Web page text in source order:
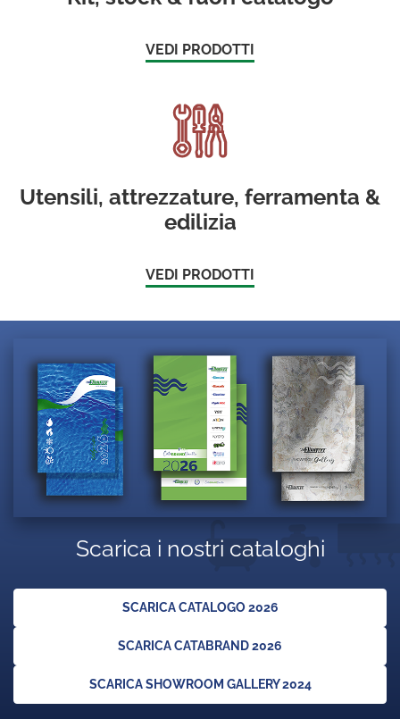
VEDI PRODOTTI
Utensili, attrezzature, ferramenta &
edilizia
VEDI PRODOTTI
Scarica i nostri cataloghi
SCARICA CATALOGO 2026
SCARICA CATABRAND 2026
SCARICA SHOWROOM GALLERY 2024